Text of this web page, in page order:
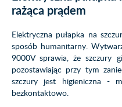
rażąca prądem
Elektryczna pułapka na
sposób humanitarny.
9000V sprawia, że szczury
pozostawiając przy tym
szczury jest higieniczna -
bezkontaktowo.